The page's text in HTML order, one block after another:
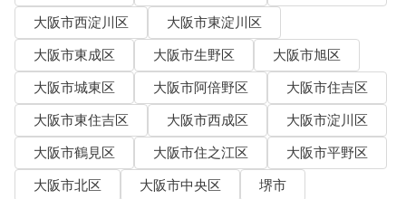
大阪市西淀川区
大阪市東淀川区
大阪市東成区
大阪市生野区
大阪市旭区
大阪市城東区
大阪市阿倍野区
大阪市住吉区
大阪市東住吉区
大阪市西成区
大阪市淀川区
大阪市鶴見区
大阪市住之江区
大阪市平野区
大阪市北区
大阪市中央区
堺市